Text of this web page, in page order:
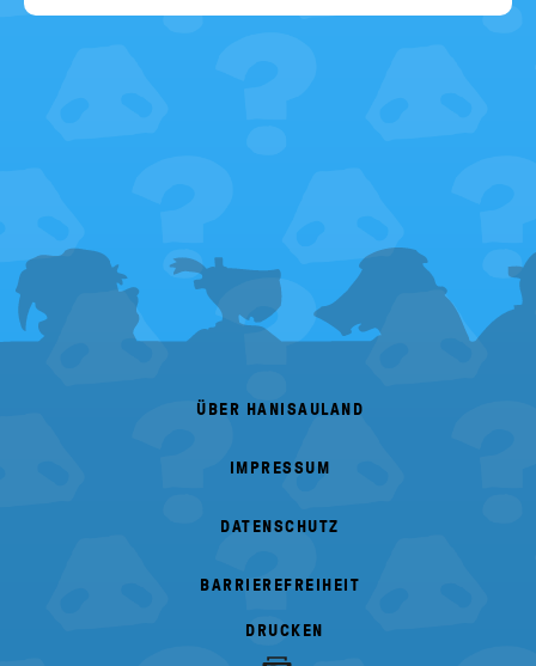
FOOTER
MENU
ÜBER HANISAULAND
IMPRESSUM
DATENSCHUTZ
BARRIEREFREIHEIT
DRUCKEN